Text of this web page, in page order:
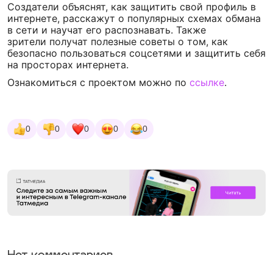
Создатели объяснят, как защитить свой профиль в
интернете, расскажут о популярных схемах обмана
в сети и научат его распознавать. Также
зрители получат полезные советы о том, как
безопасно пользоваться соцсетями и защитить себя
на просторах интернета.
Ознакомиться с проектом можно по ссылке.
0 0 0 0 0